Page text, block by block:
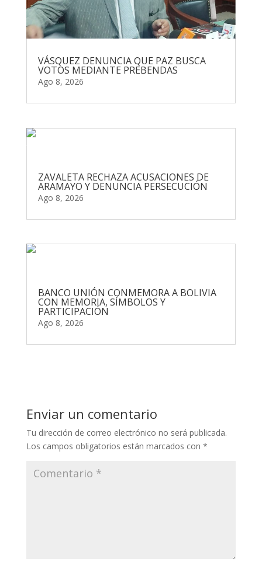
VÁSQUEZ DENUNCIA QUE PAZ BUSCA
VOTOS MEDIANTE PREBENDAS
Ago 8, 2026
ZAVALETA RECHAZA ACUSACIONES DE
ARAMAYO Y DENUNCIA PERSECUCIÓN
Ago 8, 2026
BANCO UNIÓN CONMEMORA A BOLIVIA
CON MEMORIA, SÍMBOLOS Y
PARTICIPACIÓN
Ago 8, 2026
Enviar un comentario
Tu dirección de correo electrónico no será publicada.
Los campos obligatorios están marcados con *